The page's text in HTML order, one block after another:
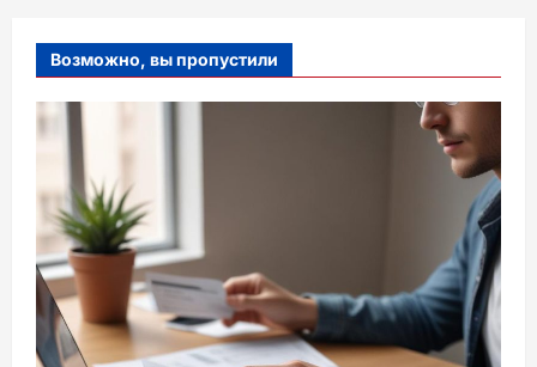
Возможно, вы пропустили